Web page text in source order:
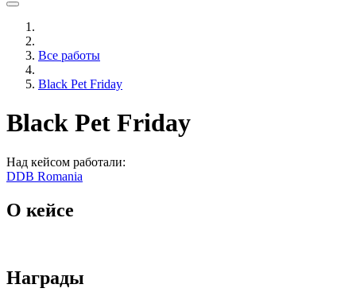
Все работы
Black Pet Friday
Black Pet Friday
Над кейсом работали:
DDB Romania
О кейсе
Награды